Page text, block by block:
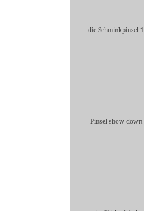
die Schminkpinsel 1
Pinsel show down